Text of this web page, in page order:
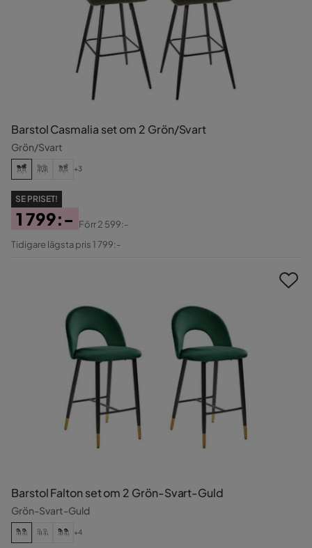
Barstol Casmalia set om 2 Grön/Svart
Grön/Svart
+3
SE PRISET!
Pris
1 799:-
Original
Förr2 599:-
Tidigare lägsta pris 1 799:-
Barstol Falton set om 2 Grön-Svart-Guld
Grön-Svart-Guld
+4